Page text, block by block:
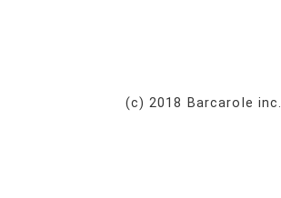
(c) 2018 Barcarole inc.